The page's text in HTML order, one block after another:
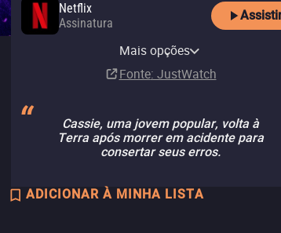
Netflix
Assinatura
AssinaturaMais opções
Fonte: JustWatch
Cassie, uma jovem popular, volta à
Terra após morrer em acidente para
consertar seus erros.
ADICIONAR À MINHA LISTA